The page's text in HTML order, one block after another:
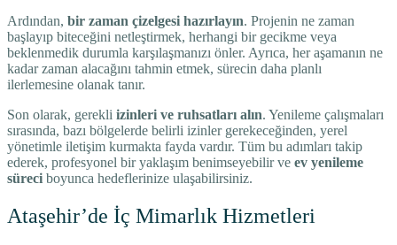
Ardından, bir zaman çizelgesi hazırlayın. Projenin ne zaman
başlayıp biteceğini netleştirmek, herhangi bir gecikme veya
beklenmedik durumla karşılaşmanızı önler. Ayrıca, her aşamanın ne
kadar zaman alacağını tahmin etmek, sürecin daha planlı
ilerlemesine olanak tanır.
Son olarak, gerekli izinleri ve ruhsatları alın. Yenileme çalışmaları
sırasında, bazı bölgelerde belirli izinler gerekeceğinden, yerel
yönetimle iletişim kurmakta fayda vardır. Tüm bu adımları takip
ederek, profesyonel bir yaklaşım benimseyebilir ve ev yenileme
süreci boyunca hedeflerinize ulaşabilirsiniz.
Ataşehir’de İç Mimarlık Hizmetleri